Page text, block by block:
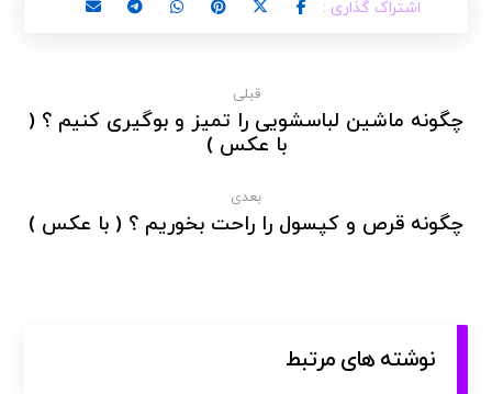
قبلی
چگونه ماشین لباسشویی را تمیز و بوگیری کنیم ؟ (
با عکس )
بعدی
چگونه قرص و کپسول را راحت بخوریم ؟ ( با عکس )
نوشته های مرتبط